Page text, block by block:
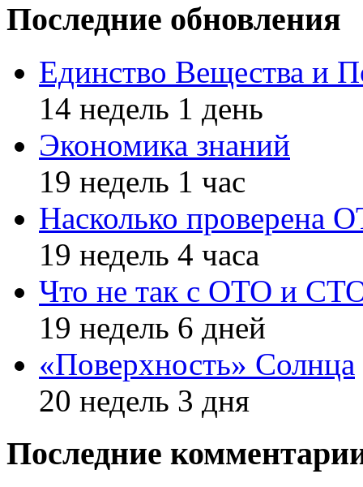
Последние обновления
Единство Вещества и
14 недель 1 день
Экономика знаний
19 недель 1 час
Насколько проверена
19 недель 4 часа
Что не так с ОТО и
19 недель 6 дней
«Поверхность» Солнца
20 недель 3 дня
Последние